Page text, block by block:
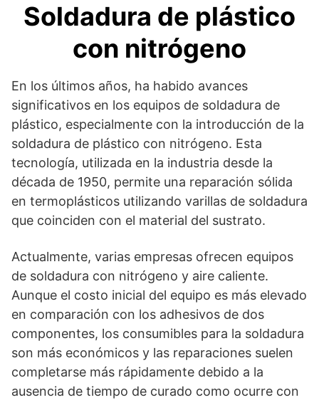
Soldadura de plástico
con nitrógeno
En los últimos años, ha habido avances
significativos en los equipos de soldadura de
plástico, especialmente con la introducción de la
soldadura de plástico con nitrógeno. Esta
tecnología, utilizada en la industria desde la
década de 1950, permite una reparación sólida
en termoplásticos utilizando varillas de soldadura
que coinciden con el material del sustrato.
Actualmente, varias empresas ofrecen equipos
de soldadura con nitrógeno y aire caliente.
Aunque el costo inicial del equipo es más elevado
en comparación con los adhesivos de dos
componentes, los consumibles para la soldadura
son más económicos y las reparaciones suelen
completarse más rápidamente debido a la
ausencia de tiempo de curado como ocurre con